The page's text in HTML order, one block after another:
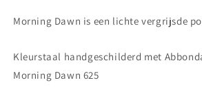
kleurstaal
kleurstaal
Morning Dawn is een lichte vergrijsde
Kleurstaal handgeschilderd met
Morning Dawn 625